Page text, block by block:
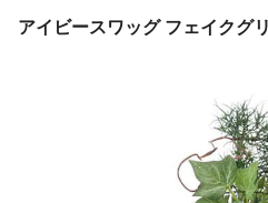
アイビースワッグ フェイクグ